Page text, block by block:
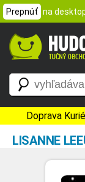
Prepnúť na
Doprava
LISANNE